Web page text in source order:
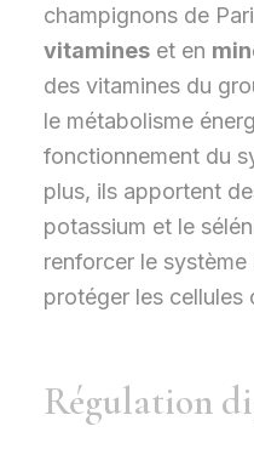
champignons de
vitamineset en
des vitamines du
le métabolisme
fonctionnement du
plus, ils apportent
potassium et le
renforcer le système
protéger les cellules
Régulation